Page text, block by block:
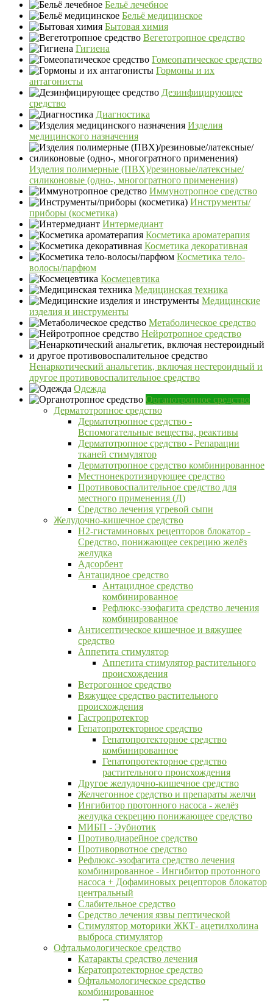
Бельё лечебное
Бельё медицинское
Бытовая химия
Вегетотропное средство
Гигиена
Гомеопатическое средство
Гормоны и их
антагонисты
Дезинфицирующее
средство
Диагностика
Изделия
медицинского назначения
Изделия полимерные (ПВХ)/резиновые/латексные/
силиконовые (одно-, многогратного применения)
Иммунотропное средство
Инструменты/
приборы (косметика)
Интермедиант
Косметика ароматерапия
Косметика декоративная
Косметика тело-
волосы/парфюм
Космецевтика
Медицинская техника
Медицинские
изделия и инструменты
Метаболическое средство
Нейротропное средство
Ненаркотический анальгетик, включая нестероидный и
другое противовоспалительное средство
Одежда
Органотропное средство
Дерматотропное средство
Дерматотропное средство -
Вспомогательные вещества, реактивы
Дерматотропное средство - Репарации
тканей стимулятор
Дерматотропное средство комбинированное
Местнонекротизирующее средство
Противовоспалительное средство для
местного применения (Д)
Средство лечения угревой сыпи
Желудочно-кишечное средство
H2-гистаминовых рецепторов блокатор -
Средство, понижающее секрецию желёз
желудка
Адсорбент
Антацидное средство
Антацидное средство
комбинированное
Рефлюкс-эзофагита средство лечения
комбинированное
Антисептическое кишечное и вяжущее
средство
Аппетита стимулятор
Аппетита стимулятор растительного
происхождения
Ветрогонное средство
Вяжущее средство растительного
происхождения
Гастропротектор
Гепатопротекторное средство
Гепатопротекторное средство
комбинированное
Гепатопротекторное средство
растительного происхождения
Другое желудочно-кишечное средство
Желчегонное средство и препараты желчи
Ингибитор протонного насоса - желёз
желудка секрецию понижающее средство
МИБП - Эубиотик
Противодиарейное средство
Противорвотное средство
Рефлюкс-эзофагита средство лечения
комбинированное - Ингибитор протонного
насоса + Дофаминовых рецепторов блокатор
центральный
Слабительное средство
Средство лечения язвы пептической
Стимулятор моторики ЖКТ- ацетилхолина
выброса стимулятор
Офтальмологическое средство
Катаракты средство лечения
Кератопротекторное средство
Офтальмологическое средство
комбинированное